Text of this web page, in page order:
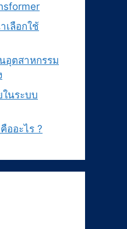
เลือกใช้
อุตสาหกรรม
ในระบบ
ออะไร ?